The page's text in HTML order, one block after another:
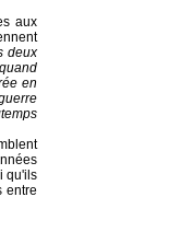
aux
deux
en
qu'ils
entre